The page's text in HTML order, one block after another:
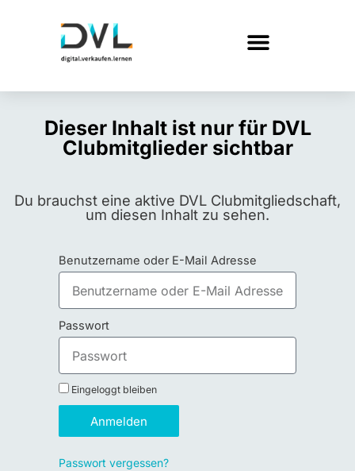
Dieser Inhalt ist nur für DVL
Clubmitglieder sichtbar
Du brauchst eine aktive DVL Clubmitgliedschaft,
um diesen Inhalt zu sehen.
Benutzername oder E-Mail Adresse
Passwort
Eingeloggt bleiben
Anmelden
Passwort vergessen?